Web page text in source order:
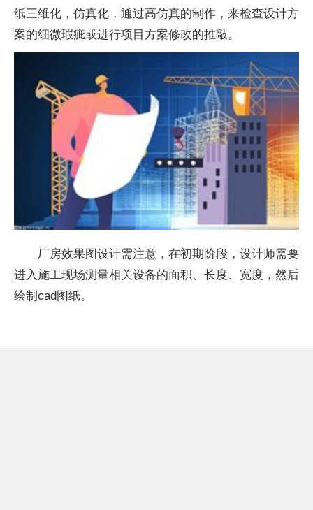
纸三维化，仿真化，通过高仿真的制作，来检查设计方
案的细微瑕疵或进行项目方案修改的推敲。
厂房效果图设计需注意，在初期阶段，设计师需要
进入施工现场测量相关设备的面积、长度、宽度，然后
绘制cad图纸。